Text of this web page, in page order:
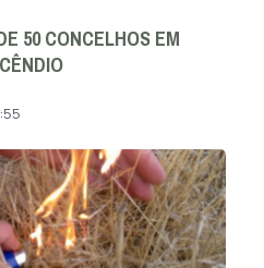
50 CONCELHOS EM